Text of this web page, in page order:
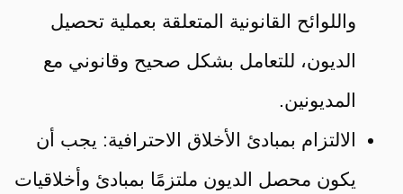
واللوائح القانونية المتعلقة بعملية تحصيل
الديون، للتعامل بشكل صحيح وقانوني مع
المديونين.
الالتزام بمبادئ الأخلاق الاحترافية: يجب أن
يكون محصل الديون ملتزمًا بمبادئ وأخلاقيات